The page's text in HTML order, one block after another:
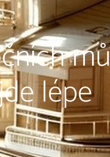
lépe